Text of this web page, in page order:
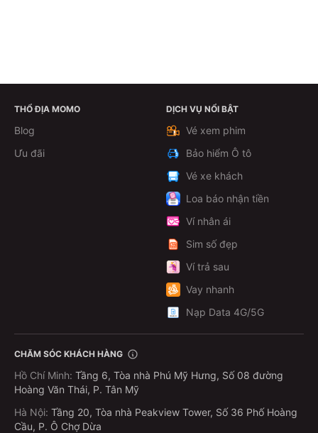
Xem chi tiết
THỔ ĐỊA MOMO
Blog
Ưu đãi
DỊCH VỤ NỔI BẬT
Vé xem phim
Bảo hiểm Ô tô
Vé xe khách
Loa báo nhận tiền
Ví nhân ái
Sim số đẹp
Ví trả sau
Vay nhanh
Nạp Data 4G/5G
CHĂM SÓC KHÁCH HÀNG
Hồ Chí Minh: Tầng 6, Tòa nhà Phú Mỹ Hưng, Số 08 đường
Hoàng Văn Thái, P. Tân Mỹ
Hà Nội: Tầng 20, Tòa nhà Peakview Tower, Số 36 Phố Hoàng
Cầu, P. Ô Chợ Dừa